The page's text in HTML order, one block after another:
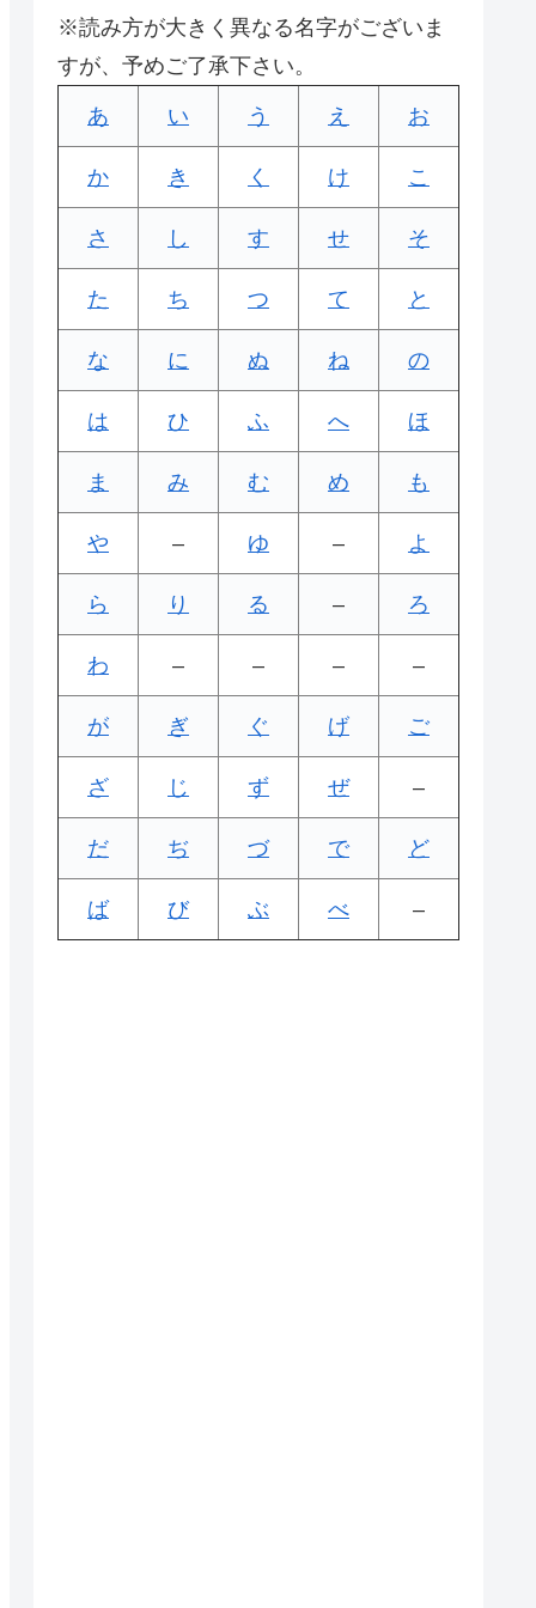
※読み方が大きく異なる名字がございま
すが、予めご了承下さい。
あ い う え お
か き く け こ
さ し す せ そ
た ち つ て と
な に ぬ ね の
は ひ ふ へ ほ
ま み む め も
や – ゆ – よ
ら り る – ろ
わ – – – –
が ぎ ぐ げ ご
ざ じ ず ぜ –
だ ぢ づ で ど
ば び ぶ べ –